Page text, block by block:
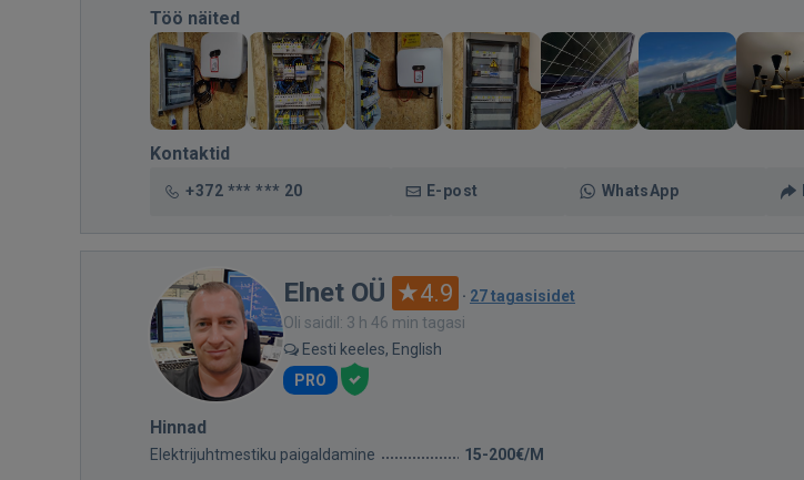
Töö näited
Kontaktid
+372 *** *** 20 E-post WhatsApp
Elnet OÜ 4.9 · 27 tagasisidet
Oli saidil: 3 h 46 min tagasi
Eesti keeles, English
PRO
Hinnad
Elektrijuhtmestiku paigaldamine 15-200€/M